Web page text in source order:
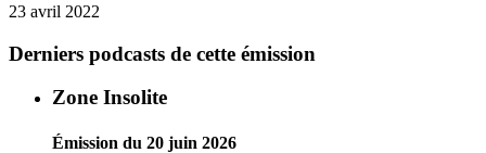
23 avril 2022
Derniers podcasts de cette émission
Zone Insolite
Émission du 20 juin 2026